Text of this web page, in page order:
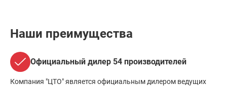
Наши преимущества
Официальный дилер 54 производителей
Компания "ЦТО" является официальным дилером ведущих